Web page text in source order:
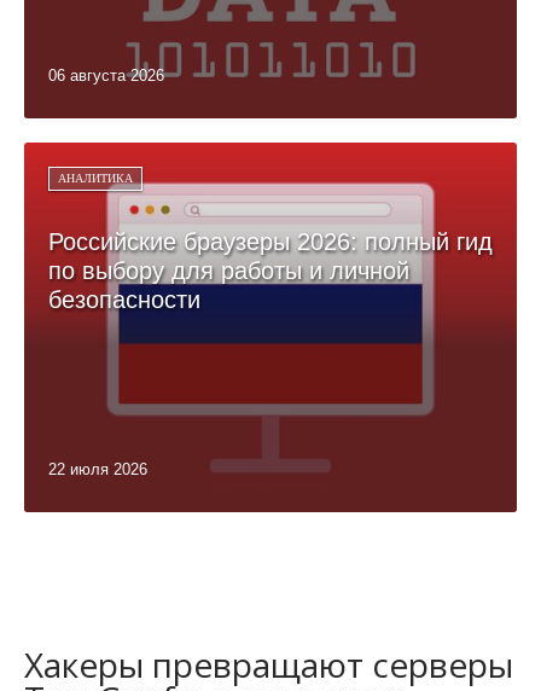
06 августа 2026
АНАЛИТИКА
Российские браузеры 2026: полный гид
по выбору для работы и личной
безопасности
22 июля 2026
Хакеры превращают серверы